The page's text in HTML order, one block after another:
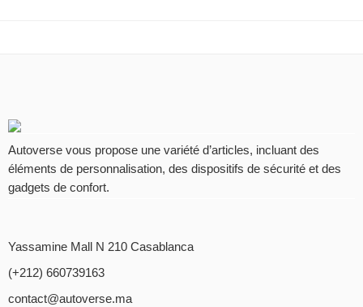
Autoverse vous propose une variété d’articles, incluant des
éléments de personnalisation, des dispositifs de sécurité et des
gadgets de confort.
Yassamine Mall N 210 Casablanca
(+212) 660739163
contact@autoverse.ma